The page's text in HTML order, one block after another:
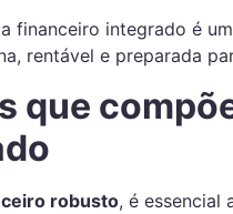
financeiro integrado é
rentável e preparada
que
robusto, é essencial